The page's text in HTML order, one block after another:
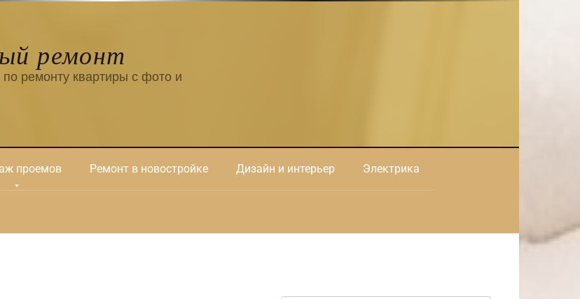
ремонт
ремонту квартиры с фото и
проемов Ремонт в новостройке Дизайн и интерьер Электрика